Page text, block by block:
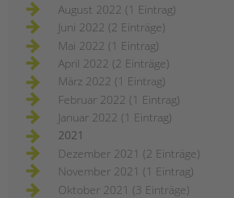
August 2022 (1 Eintrag)
Juni 2022 (2 Einträge)
Mai 2022 (1 Eintrag)
April 2022 (2 Einträge)
März 2022 (1 Eintrag)
Februar 2022 (1 Eintrag)
Januar 2022 (1 Eintrag)
2021
Dezember 2021 (2 Einträge)
November 2021 (1 Eintrag)
Oktober 2021 (3 Einträge)